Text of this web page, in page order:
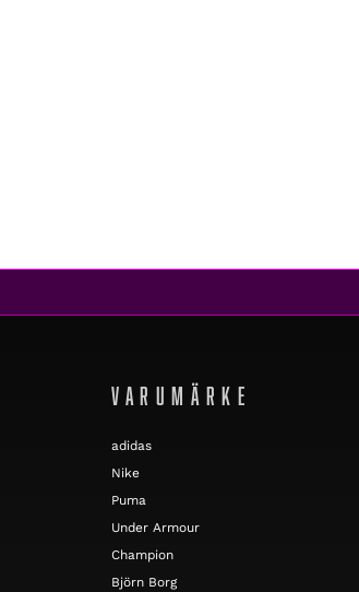
VARUMÄRKE
adidas
Nike
Puma
Under Armour
Champion
Björn Borg